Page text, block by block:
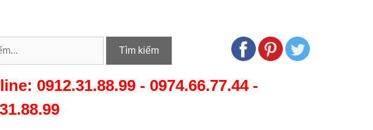
Tìm kiếm
0912.31.88.99 - 0974.66.77.44-